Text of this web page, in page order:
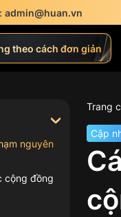
admin@huan.vn
theo cách đơn giản
nguyên
cộng đồng
Trang
Cập